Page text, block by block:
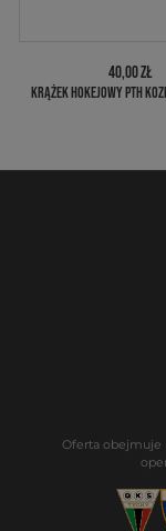
40,00 ZŁ
KRĄŻEK HOKEJOWY PTH
Oferta obejmuje